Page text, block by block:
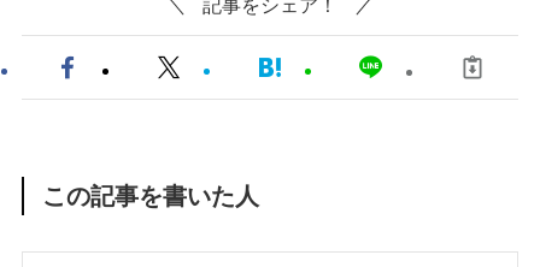
この記事を書いた人